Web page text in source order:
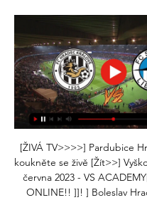
[ŽIVÁ TV>>>>] Pardubice
koukněte se živě [Žít>>]
června 2023 - VS
ONLINE!! ]]! ] Boleslav